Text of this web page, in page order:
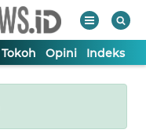
Tokoh Opini Indeks